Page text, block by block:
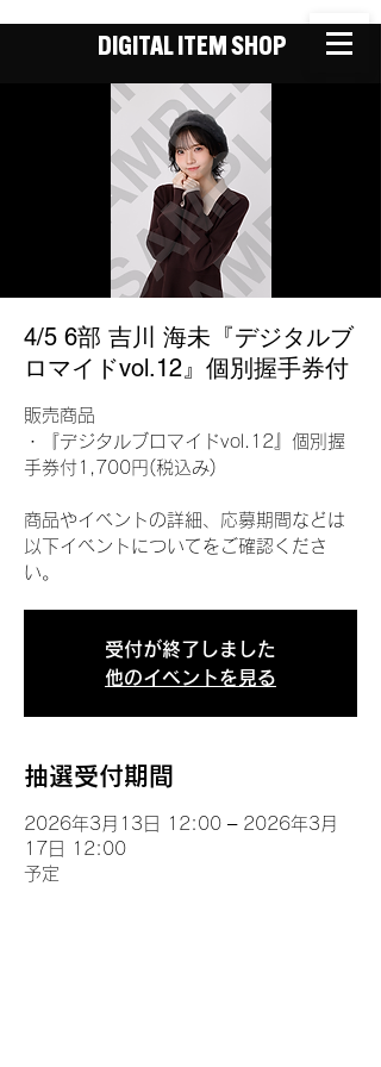
DIGITAL ITEM SHOP
4/5 6部 吉川 海未『デジタルブ
ロマイドvol.12』個別握手券付
販売商品
・『デジタルブロマイドvol.12』個別握
手券付1,700円(税込み)
商品やイベントの詳細、応募期間などは
以下イベントについてをご確認くださ
い。
受付が終了しました
他のイベントを見る
抽選受付期間
2026年3月13日 12:00 – 2026年3月
17日 12:00
予定